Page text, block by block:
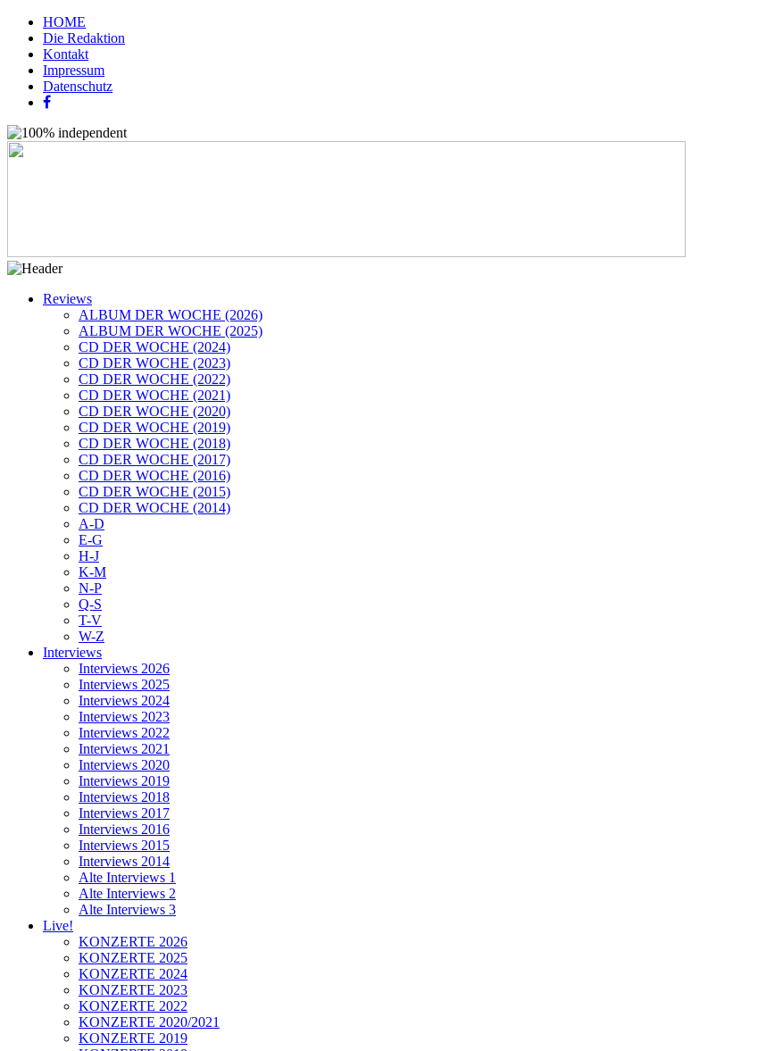
HOME
Die Redaktion
Kontakt
Impressum
Datenschutz
Reviews
ALBUM DER WOCHE (2026)
ALBUM DER WOCHE (2025)
CD DER WOCHE (2024)
CD DER WOCHE (2023)
CD DER WOCHE (2022)
CD DER WOCHE (2021)
CD DER WOCHE (2020)
CD DER WOCHE (2019)
CD DER WOCHE (2018)
CD DER WOCHE (2017)
CD DER WOCHE (2016)
CD DER WOCHE (2015)
CD DER WOCHE (2014)
A-D
E-G
H-J
K-M
N-P
Q-S
T-V
W-Z
Interviews
Interviews 2026
Interviews 2025
Interviews 2024
Interviews 2023
Interviews 2022
Interviews 2021
Interviews 2020
Interviews 2019
Interviews 2018
Interviews 2017
Interviews 2016
Interviews 2015
Interviews 2014
Alte Interviews 1
Alte Interviews 2
Alte Interviews 3
Live!
KONZERTE 2026
KONZERTE 2025
KONZERTE 2024
KONZERTE 2023
KONZERTE 2022
KONZERTE 2020/2021
KONZERTE 2019